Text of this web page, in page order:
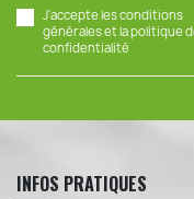
J'accepte les conditions
générales et la politique
confidentialité
INFOS PRATIQUES